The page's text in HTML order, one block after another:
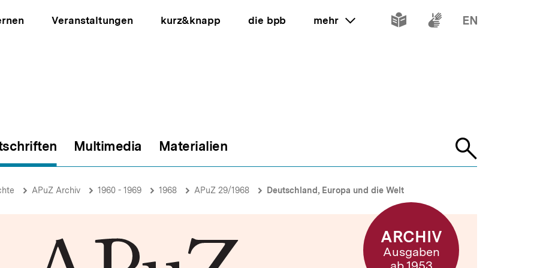
Veranstaltungen kurz&knapp die bpb mehr ein oder ausklappen
Inhalte Inhalte
Multimedia Materialien
Suche
APuZ Archiv 1960 - 1969 1968 APuZ 29/1968 Deutschland, Europa und die Welt
ARCHIV
Ausgaben